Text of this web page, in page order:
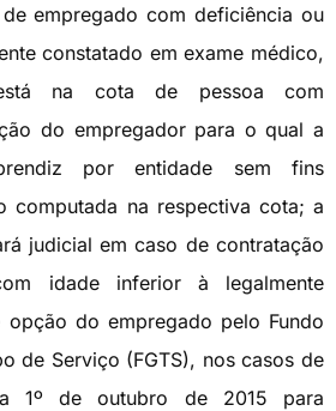
empregado com deficiência ou
constatado em exame médico,
na cota de pessoa com
do empregador para o qual a
por entidade sem fins
computada na respectiva cota; a
judicial em caso de contratação
idade inferior à legalmente
do empregado pelo Fundo
de Serviço (FGTS), nos casos de
1º de outubro de 2015 para